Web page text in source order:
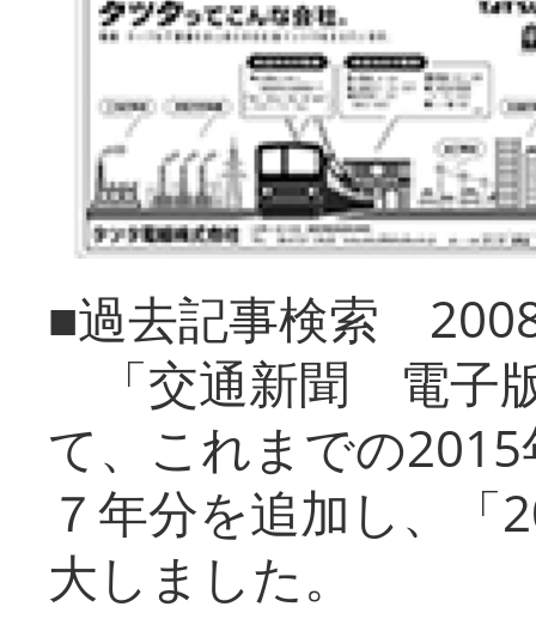
■過去記事検索
「交通新聞 電子
て、これまでの
７年分を追加し、「
大しまし